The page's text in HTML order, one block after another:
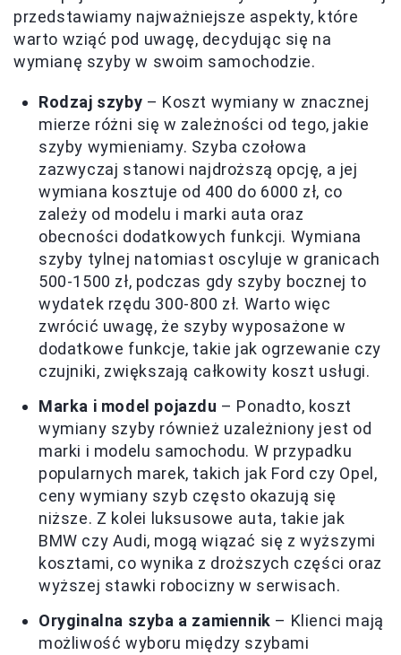
przedstawiamy najważniejsze aspekty, które
warto wziąć pod uwagę, decydując się na
wymianę szyby w swoim samochodzie.
Rodzaj szyby – Koszt wymiany w znacznej
mierze różni się w zależności od tego, jakie
szyby wymieniamy. Szyba czołowa
zazwyczaj stanowi najdroższą opcję, a jej
wymiana kosztuje od 400 do 6000 zł, co
zależy od modelu i marki auta oraz
obecności dodatkowych funkcji. Wymiana
szyby tylnej natomiast oscyluje w granicach
500-1500 zł, podczas gdy szyby bocznej to
wydatek rzędu 300-800 zł. Warto więc
zwrócić uwagę, że szyby wyposażone w
dodatkowe funkcje, takie jak ogrzewanie czy
czujniki, zwiększają całkowity koszt usługi.
Marka i model pojazdu – Ponadto, koszt
wymiany szyby również uzależniony jest od
marki i modelu samochodu. W przypadku
popularnych marek, takich jak Ford czy Opel,
ceny wymiany szyb często okazują się
niższe. Z kolei luksusowe auta, takie jak
BMW czy Audi, mogą wiązać się z wyższymi
kosztami, co wynika z droższych części oraz
wyższej stawki robocizny w serwisach.
Oryginalna szyba a zamiennik – Klienci mają
możliwość wyboru między szybami